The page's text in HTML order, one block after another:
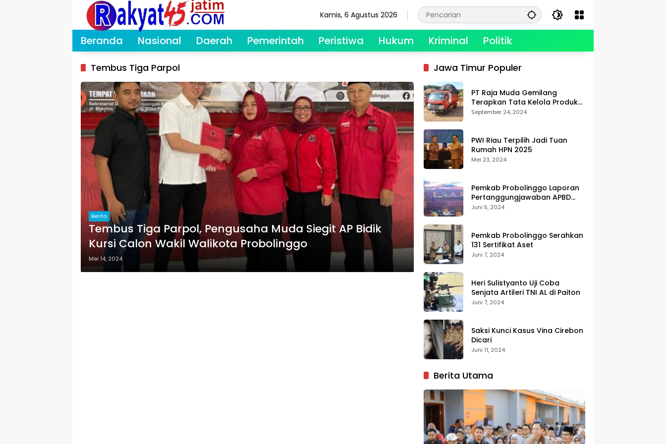
Kamis, 6 Agustus 2026
Beranda Nasional Daerah Pemerintah Peristiwa Hukum Kriminal Politik
Tembus Tiga Parpol
Berita
Tembus Tiga Parpol, Pengusaha Muda Siegit AP Bidik
Kursi Calon Wakil Walikota Probolinggo
Mei 14, 2024
Jawa Timur Populer
PT Raja Muda Gemilang
Terapkan Tata Kelola Produksi,
Berikan Kualitas dan
September 24, 2024
PWI Riau Terpilih Jadi Tuan
Rumah HPN 2025
Mei 23, 2024
Pemkab Probolinggo Laporan
Pertanggungjawaban APBD
2023
Juni 5, 2024
Pemkab Probolinggo Serahkan
131 Sertifikat Aset
Juni 7, 2024
Heri Sulistyanto Uji Coba
Senjata Artileri TNI AL di Paiton
Juni 7, 2024
Saksi Kunci Kasus Vina Cirebon
Dicari
Juni 11, 2024
Berita Utama